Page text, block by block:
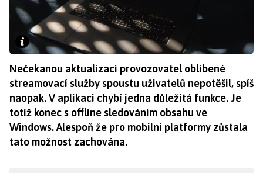
Nečekanou aktualizací provozovatel oblíbené
streamovací služby spoustu uživatelů nepotěšil, spíš
naopak. V aplikaci chybí jedna důležitá funkce. Je
totiž konec s offline sledováním obsahu ve
Windows. Alespoň že pro mobilní platformy zůstala
tato možnost zachována.